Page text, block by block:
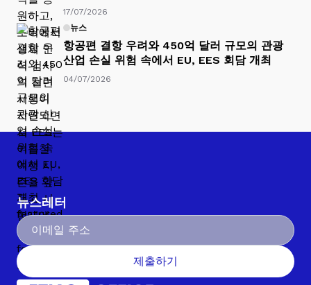
17/07/2026
뉴스
항공편 결항 우려와 450억 달러 규모의 관광
산업 손실 위험 속에서 EU, EES 회담 개최
04/07/2026
뉴스레터
제출하기